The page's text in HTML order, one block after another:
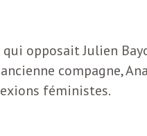
opposait Julien
compagne,
féministes.